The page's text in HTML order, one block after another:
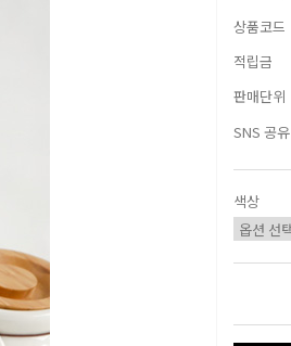
상품코드
적립금
판매단위
SNS 공유
색상